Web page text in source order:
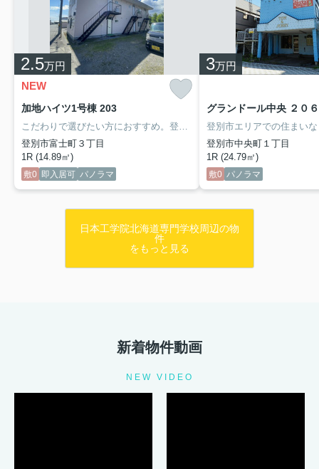
2.5万円
NEW
加地ハイツ1号棟 203
こだわりで選びたい方におすすめ。登別市エリアで住まいをお探しなら「加地ハイツ1号棟」。角部屋で人通りが少なく、防犯的にも安心です。クッションフロアなので長時間立っても足が疲れにくいので楽です。初期費用を抑えられる敷金不要のアパートです。新しい日々を送るにふさわしい、きれいな室内です。設備も充実していて住みやすい、魅力が詰まったアパートです。
登別市富士町３丁目
1R (14.89㎡)
敷0 即入居可 パノラマ
3万円
グランドール中央 ２０６
登別市中央町１丁目
1R (24.79㎡)
敷0 パノラマ
日本工学院北海道専門学校周辺の物
件
をもっと見る
新着物件動画
NEW VIDEO